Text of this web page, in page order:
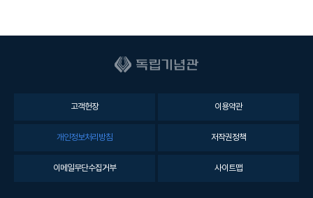
고객헌장 이용약관
개인정보처리방침 저작권정책
이메일무단수집거부 사이트맵